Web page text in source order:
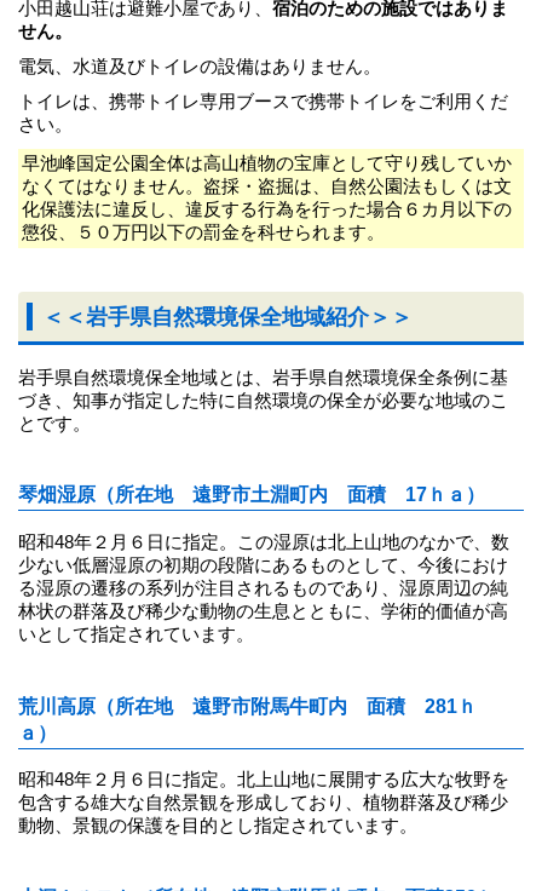
小田越山荘は避難小屋であり、 宿泊のための施設ではありま
せん。
電気、水道及びトイレの設備はありません。
トイレは、携帯トイレ専用ブースで携帯トイレをご利用くだ
さい。
早池峰国定公園全体は高山植物の宝庫として守り残していか
なくてはなりません。盗採・盗掘は、自然公園法もしくは文
化保護法に違反し、違反する行為を行った場合６カ月以下の
懲役、５０万円以下の罰金を科せられます。
＜＜岩手県自然環境保全地域紹介＞＞
岩手県自然環境保全地域とは、岩手県自然環境保全条例に基
づき、知事が指定した特に自然環境の保全が必要な地域のこ
とです。
琴畑湿原（所在地 遠野市土淵町内 面積 17ｈａ）
昭和48年２月６日に指定。この湿原は北上山地のなかで、数
少ない低層湿原の初期の段階にあるものとして、今後におけ
る湿原の遷移の系列が注目されるものであり、湿原周辺の純
林状の群落及び稀少な動物の生息とともに、学術的価値が高
いとして指定されています。
荒川高原（所在地 遠野市附馬牛町内 面積 281ｈ
ａ）
昭和48年２月６日に指定。北上山地に展開する広大な牧野を
包含する雄大な自然景観を形成しており、植物群落及び稀少
動物、景観の保護を目的とし指定されています。